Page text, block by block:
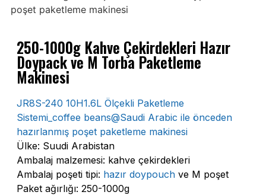
250-1000g Kahve Çekirdekleri Hazır
Doypack ve M Torba Paketleme
Makinesi
JR8S-240 10H1.6L Ölçekli Paketleme
Sistemi_coffee beans@Saudi Arabic ile önceden
hazırlanmış poşet paketleme makinesi
Ülke: Suudi Arabistan
Ambalaj malzemesi: kahve çekirdekleri
Ambalaj poşeti tipi: hazır doypouchve M poşet
Paket ağırlığı: 250-1000g